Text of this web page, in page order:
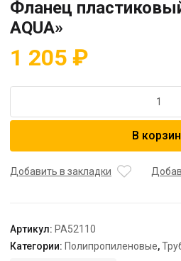
Фланец
AQUA»
1 205 ₽
Фланец
"PRO
В
Добавить в закладки
Артикул: PA52110
Категории: Полипропиленовые,